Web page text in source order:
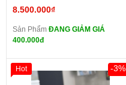
8.500.000₫
Sản Phẩm ĐANG GIẢM GIÁ
400.000đ
-3%
Hot